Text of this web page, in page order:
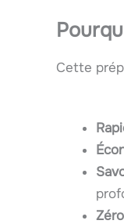
Cette